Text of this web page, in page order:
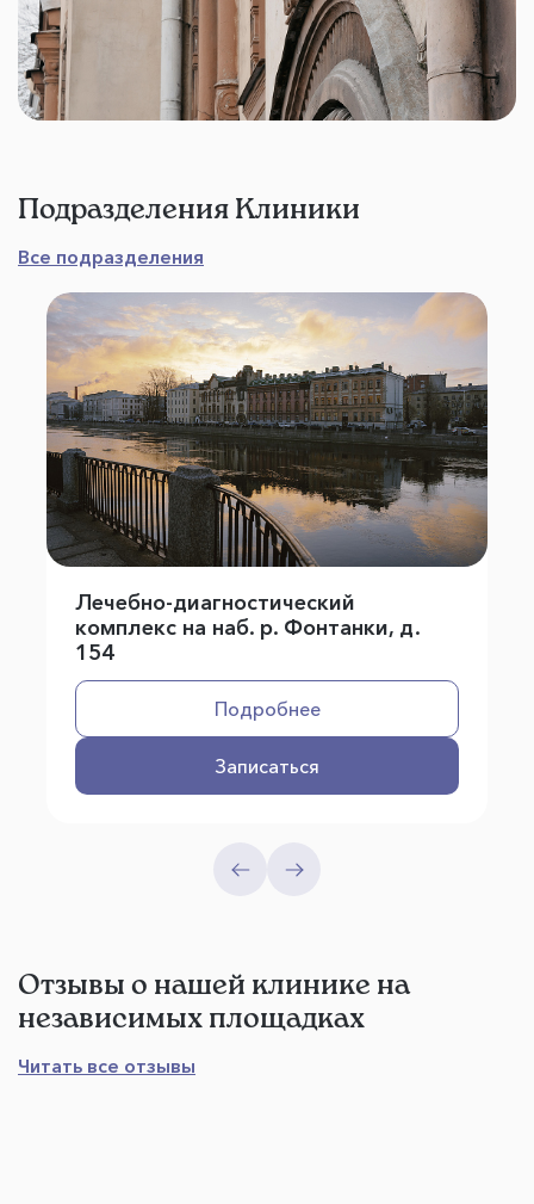
Подразделения Клиники
Все подразделения
Лечебно-диагностический
комплекс на наб. р. Фонтанки, д.
154
Подробнее
Записаться
Отзывы о нашей клинике на
независимых площадках
Читать все отзывы